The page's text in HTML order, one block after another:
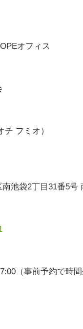
オフィス
チ フミオ）
池袋2丁目31番5号
（事前予約で時間